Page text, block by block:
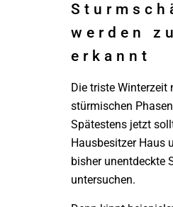
werden
erkannt
Die triste Winterzeit
stürmischen
Spätestens jetzt
Hausbesitzer Haus
bisher unentdeckte
untersuchen.